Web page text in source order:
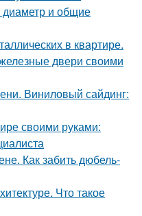
диаметр и общие
в квартире.
двери своими
Виниловый сайдинг:
своими руками:
Как забить дюбель-
Что такое